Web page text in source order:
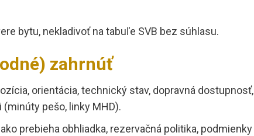
bytu, nekladivoť na tabuľe SVB bez súhlasu.
zahrnúť
orientácia, technický stav, dopravná dostupnosť,
pešo, linky MHD).
ako prebieha obhliadka, rezervačná politika, podmienky